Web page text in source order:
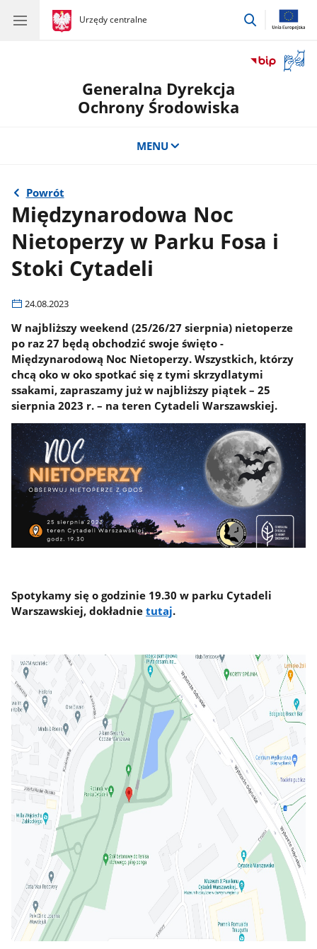
gov.pl
Urzędy centralne
gov.pl
Urzędy
przejdź
okno
Generalna Dyrekcja
Ochrony Środowiska
MENU
Powrót
Międzynarodowa Noc
Nietoperzy w Parku Fosa i
Stoki Cytadeli
24.08.2023
W najbliższy weekend (25/26/27 sierpnia) nietoperze
po raz 27 będą obchodzić swoje święto -
Międzynarodową Noc Nietoperzy. Wszystkich, którzy
chcą oko w oko spotkać się z tymi skrzydlatymi
ssakami, zapraszamy już w najbliższy piątek – 25
sierpnia 2023 r. – na teren Cytadeli Warszawskiej.
Spotykamy się o godzinie 19.30 w parku Cytadeli
Warszawskiej, dokładnietutaj.